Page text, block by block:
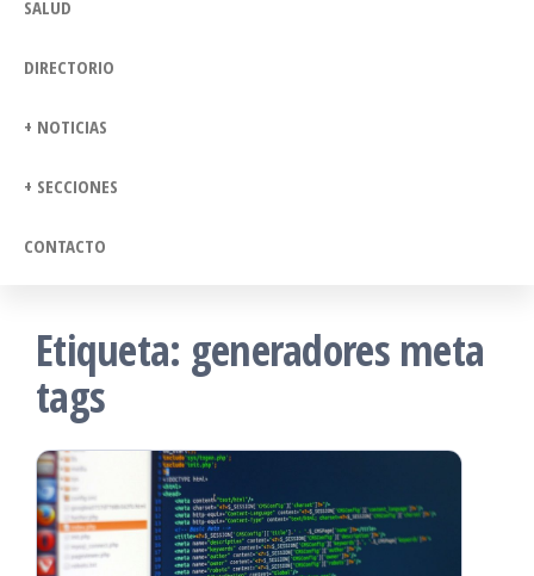
SALUD
DIRECTORIO
+ NOTICIAS
+ SECCIONES
CONTACTO
Etiqueta: generadores meta
tags